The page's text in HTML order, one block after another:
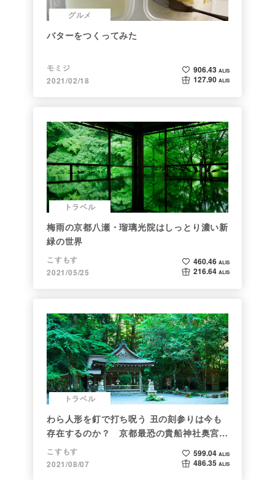
グルメ
バターをつくってみた
モミジ
2021/02/18
906.43 ALIS
127.90 ALIS
トラベル
梅雨の京都八瀬・瑠璃光院はしっとり濃い新
緑の世界
こすもす
2021/05/25
460.46 ALIS
216.64 ALIS
トラベル
わら人形を釘で打ち呪う 丑の刻参りは今も
存在するのか？ 京都最恐の貴船神社奥宮を
調べた
こすもす
2021/08/07
599.04 ALIS
486.35 ALIS